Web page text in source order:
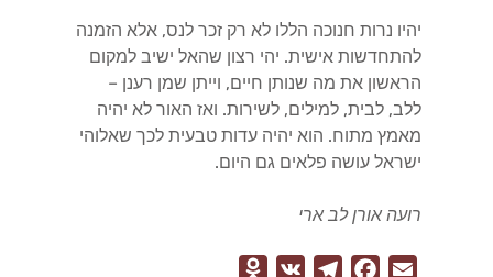
יהיו נרות חנוכה הללו לא רק זכר לנס, אלא הזמנה
להתחדשות אישית. יהי רצון שהאל ישיב למקום
הראשון את מה שנותן חיים, וייתן שמן רענן –
ללב, לבית, למילים, לשירות. ואז האור לא יהיה
מאמץ מתוח. הוא יהיה עדות טבעית לכך שאלוהי
ישראל עושה פלאים גם היום.
רועה אורן לב ארי